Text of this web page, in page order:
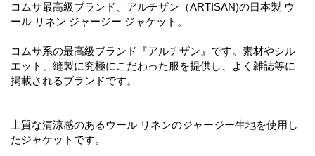
コムサ最高級ブランド、アルチザン（ARTISAN)の日本製 ウ
ール リネン ジャージー ジャケット。
コムサ系の最高級ブランド『アルチザン』です。素材やシル
エット、縫製に究極にこだわった服を提供し、よく雑誌等に
掲載されるブランドです。
上質な清涼感のあるウール リネンのジャージー生地を使用し
たジャケットです。